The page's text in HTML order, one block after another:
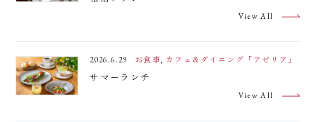
View All
2026.6.29 お食事, カフェ＆ダイニング「アゼリア」
サマーランチ
View All